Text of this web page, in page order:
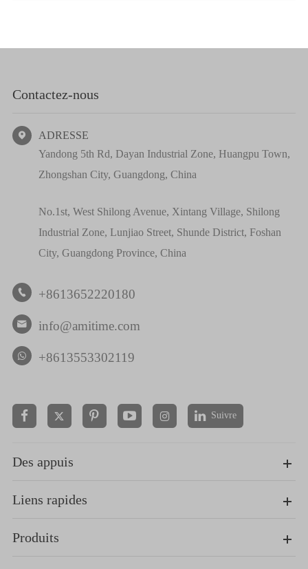
Contactez-nous

ADRESSE
Yandong 5th Rd, Dayan Industrial Zone, Huangpu Town,
Zhongshan City, Guangdong, China
No.1st, West Shilong Avenue, Xintang Village, Shilong
Industrial Zone, Lunjiao Street, Shunde District, Foshan
City, Guangdong Province, China
 +8613652220180
 info@amitime.com
+8613553302119
  Suivre
Des appuis
Liens rapides
Produits